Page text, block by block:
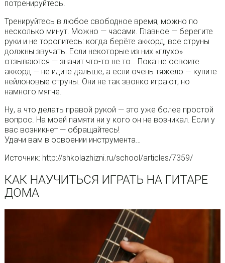
потренируйтесь.
Тренируйтесь в любое свободное время, можно по
несколько минут. Можно — часами. Главное — берегите
руки и не торопитесь: когда берёте аккорд, все струны
должны звучать. Если некоторые из них «глухо»
отзываются — значит что-то не то… Пока не освоите
аккорд — не идите дальше, а если очень тяжело — купите
нейлоновые струны. Они не так звонко играют, но
намного мягче.
Ну, а что делать правой рукой — это уже более простой
вопрос. На моей памяти ни у кого он не возникал. Если у
вас возникнет — обращайтесь!
Удачи вам в освоении инструмента…
Источник: http://shkolazhizni.ru/school/articles/7359/
КАК НАУЧИТЬСЯ ИГРАТЬ НА ГИТАРЕ
ДОМА